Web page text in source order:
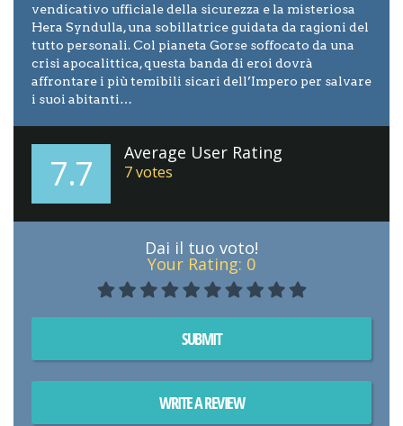
vendicativo ufficiale della sicurezza e la misteriosa
Hera Syndulla, una sobillatrice guidata da ragioni del
tutto personali. Col pianeta Gorse soffocato da una
crisi apocalittica, questa banda di eroi dovrà
affrontare i più temibili sicari dell’Impero per salvare
i suoi abitanti…
7.7 Average User Rating
7votes
Dai il tuo voto!
Your Rating: 0
SUBMIT
WRITE A REVIEW